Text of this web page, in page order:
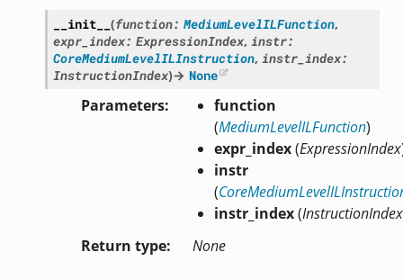
__init__ (function: MediumLevelILFunction,
expr_index: ExpressionIndex, instr:
CoreMediumLevelILInstruction, instr_index:
InstructionIndex)→ None
Parameters
function
(MediumLevelILFunction)
expr_index(ExpressionIndex
instr
(
instr_index(InstructionIndex
Return type
None